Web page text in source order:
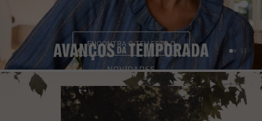
ENCONTRA O TEU ESTILO
Ir para o
Ir para